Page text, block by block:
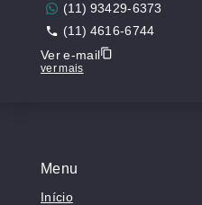
Menu
Início
(11) 93429-6373
(11) 4616-6744
Ver e-mail
ver mais